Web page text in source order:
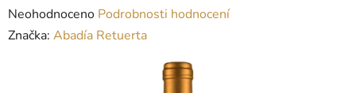
Průměrné
hodnocení
Neohodnoceno Podrobnosti hodnocení
Značka: Abadía Retuerta